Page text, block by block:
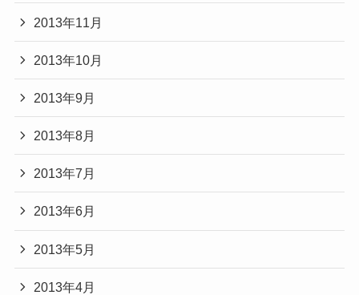
2013年11月
2013年10月
2013年9月
2013年8月
2013年7月
2013年6月
2013年5月
2013年4月